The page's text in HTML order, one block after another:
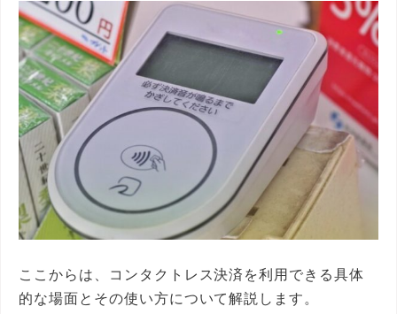
ここからは、コンタクトレス決済を利用できる具体
的な場面とその使い方について解説します。